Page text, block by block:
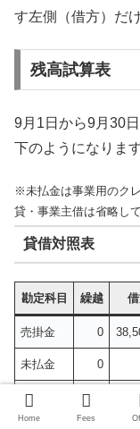
す左側（借方）だ
残高試算表
9月1日から9月30
下のようになります
※未払金は事業用のク
貸・事業主借は省略して
貸借対照表
勘定科目 繰越
売掛金 0
未払金 0
前受金
残高試算表（貸借対照表）
Home Fees